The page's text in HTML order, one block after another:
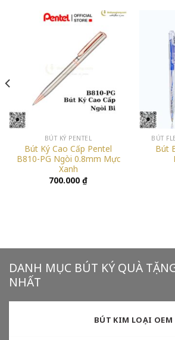
BÚT KÝ PENTEL
Bút Ký Cao Cấp Pentel
B810-PG Ngòi 0.8mm Mực
Xanh
700.000 ₫
BÚT
Bút
DANH MỤC BÚT KÝ QUÀ
NHẤT
BÚT KIM LOẠI OEM